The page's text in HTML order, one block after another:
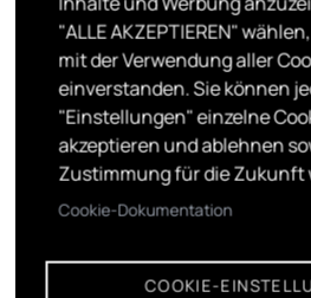
"ALLE AKZEPTIEREN"
mit der Verwendung aller
einverstanden. Sie können
"Einstellungen" einzelne
akzeptieren und ablehnen
Zustimmung für die Zukunft
Cookie-Dokumentation
COOKIE-